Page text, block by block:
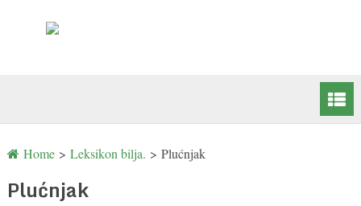
Home> Leksikon bilja. > Plućnjak
Plućnjak